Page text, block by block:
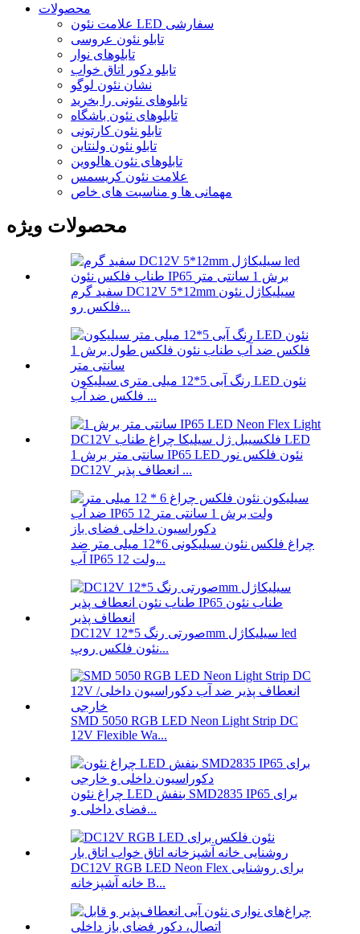
محصولات
علامت نئون LED سفارشی
تابلو نئون عروسی
تابلوهای نوار
تابلو دکور اتاق خواب
نشان نئون لوگو
تابلوهای نئونی را بخرید
تابلوهای نئون باشگاه
تابلو نئون کارتونی
تابلو نئون ولنتاین
تابلوهای نئون هالووین
علامت نئون کریسمس
مهمانی ها و مناسبت های خاص
محصولات ویژه
سفید گرم DC12V 5*12mm سیلیکاژل نئون
فلکس رو...
رنگ آبی 5*12 میلی متری سیلیکون LED نئون
فلکس ضد آب ...
1 سانتی متر برش IP65 LED نئون فلکس نور
DC12V انعطاف پذیر ...
چراغ فلکس نئون سیلیکونی 6*12 میلی متر ضد
آب IP65 12 ولت...
DC12V صورتی رنگ 5*12mm سیلیکاژل led
نئون فلکس روپ...
SMD 5050 RGB LED Neon Light Strip DC
12V Flexible Wa...
چراغ نئون LED بنفش SMD2835 IP65 برای
فضای داخلی و...
DC12V RGB LED Neon Flex برای روشنایی
خانه آشپزخانه B...